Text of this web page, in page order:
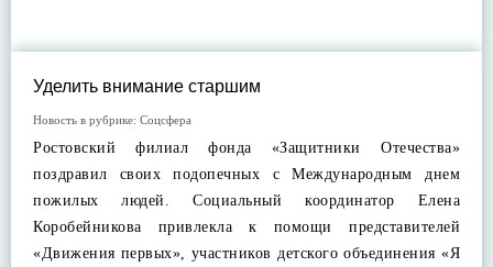
Уделить внимание старшим
Новость в рубрике: Соцсфера
Ростовский филиал фонда «Защитники Отечества»
поздравил своих подопечных с Международным днем
пожилых людей. Социальный координатор Елена
Коробейникова привлекла к помощи представителей
«Движения первых», участников детского объединения «Я